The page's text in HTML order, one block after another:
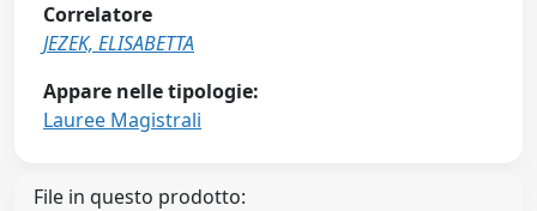
Correlatore
JEZEK, ELISABETTA
Appare nelle tipologie:
Lauree Magistrali
File in questo prodotto: